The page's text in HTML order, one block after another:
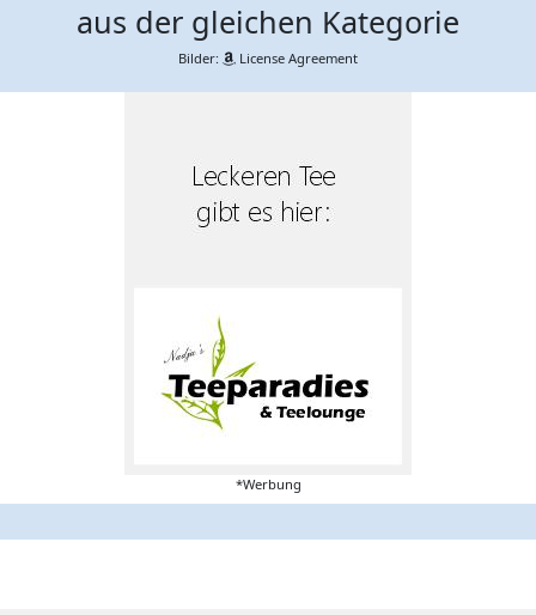
aus der gleichen Kategorie
Bilder: License Agreement
*Werbung